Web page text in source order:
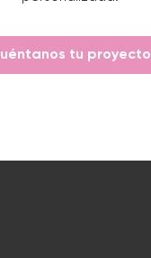
tu proyecto